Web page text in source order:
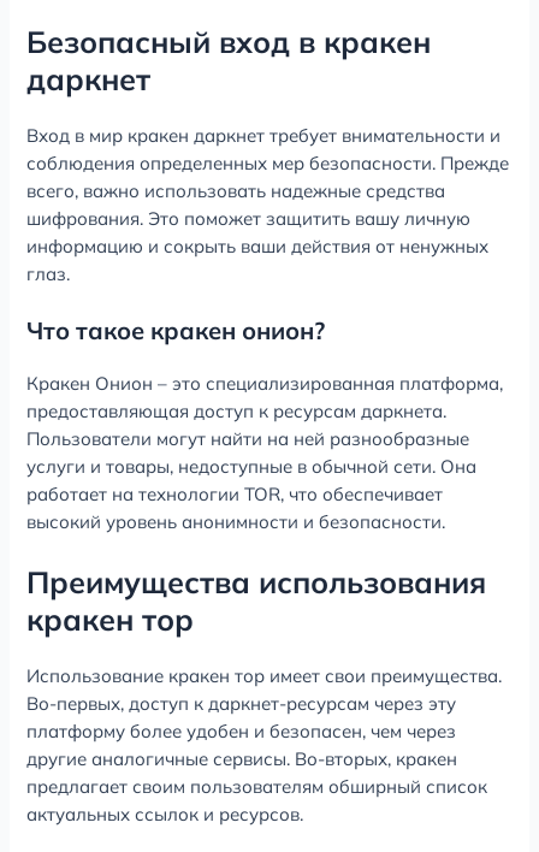
Безопасный вход в кракен
даркнет
Вход в мир кракен даркнет требует внимательности и
соблюдения определенных мер безопасности. Прежде
всего, важно использовать надежные средства
шифрования. Это поможет защитить вашу личную
информацию и сокрыть ваши действия от ненужных
глаз.
Что такое кракен онион?
Кракен Онион – это специализированная платформа,
предоставляющая доступ к ресурсам даркнета.
Пользователи могут найти на ней разнообразные
услуги и товары, недоступные в обычной сети. Она
работает на технологии TOR, что обеспечивает
высокий уровень анонимности и безопасности.
Преимущества использования
кракен тор
Использование кракен тор имеет свои преимущества.
Во-первых, доступ к даркнет-ресурсам через эту
платформу более удобен и безопасен, чем через
другие аналогичные сервисы. Во-вторых, кракен
предлагает своим пользователям обширный список
актуальных ссылок и ресурсов.